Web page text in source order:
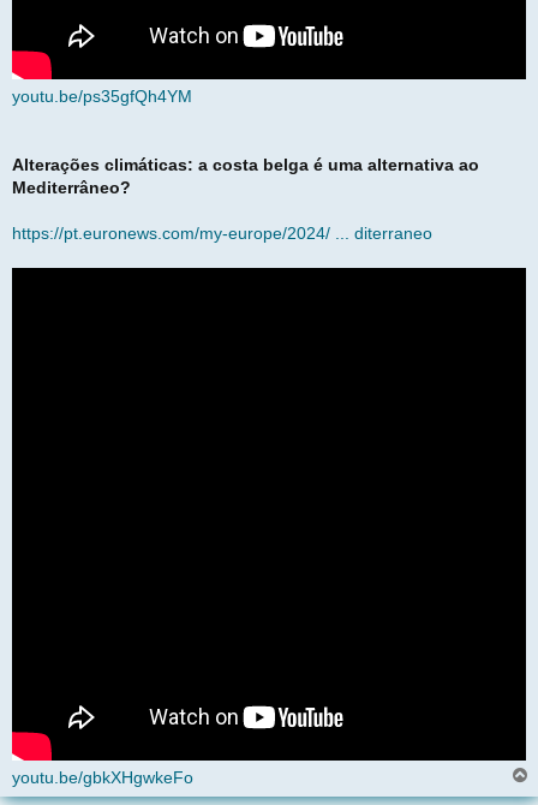
youtu.be/ps35gfQh4YM
Alterações climáticas: a costa belga é uma alternativa ao
Mediterrâneo?
https://pt.euronews.com/my-europe/2024/ ... diterraneo
youtu.be/gbkXHgwkeFo
o